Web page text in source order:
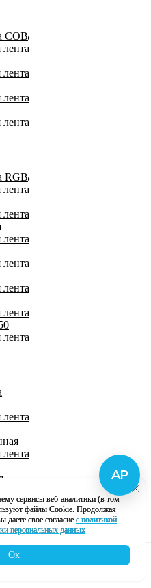
COB
RGB
сервисы веб-аналитики (в том
файлы Cookie. Продолжая
даете свое согласие с политикой
персональных данных
Ок